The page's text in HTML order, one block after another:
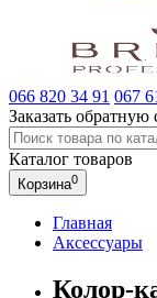
066 820 34 91 067
Заказать обратную
Каталог товаров
Корзина0
Главная
Аксессуары
Колор-